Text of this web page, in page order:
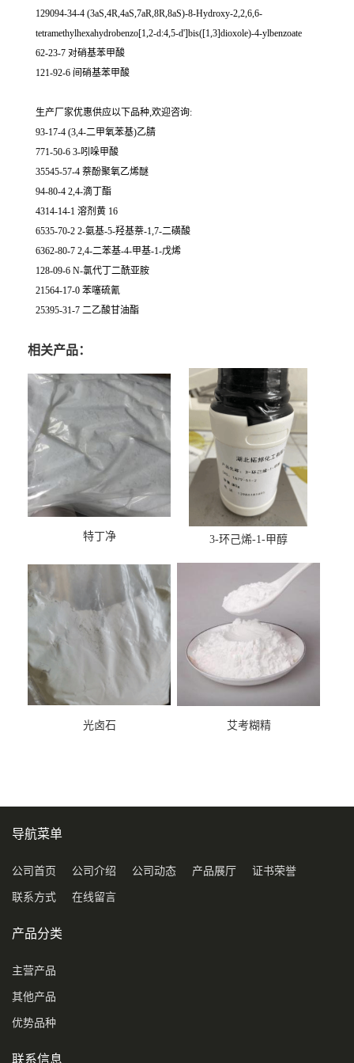
129094-34-4 (3aS,4R,4aS,7aR,8R,8aS)-8-Hydroxy-2,2,6,6-
tetramethylhexahydrobenzo[1,2-d:4,5-d']bis([1,3]dioxole)-4-ylbenzoate
62-23-7 对硝基苯甲酸
121-92-6 间硝基苯甲酸
生产厂家优惠供应以下品种,欢迎咨询:
93-17-4 (3,4-二甲氧苯基)乙腈
771-50-6 3-吲哚甲酸
35545-57-4 萘酚聚氧乙烯醚
94-80-4 2,4-滴丁酯
4314-14-1 溶剂黄 16
6535-70-2 2-氨基-5-羟基萘-1,7-二磺酸
6362-80-7 2,4-二苯基-4-甲基-1-戊烯
128-09-6 N-氯代丁二酰亚胺
21564-17-0 苯噻硫氰
25395-31-7 二乙酸甘油酯
相关产品：
特丁净 3-环己烯-1-甲醇
光卤石 艾考糊精
导航菜单
公司首页 公司介绍 公司动态 产品展厅 证书荣誉
联系方式 在线留言
产品分类
主营产品
其他产品
优势品种
联系信息